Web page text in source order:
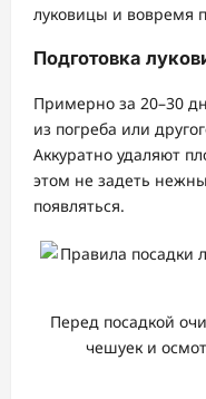
луковицы и вовремя
Подготовка
Примерно за 20–30
из погреба или
Аккуратно удаляют
этом не задеть
появляться.
Перед посадкой
чешуек и